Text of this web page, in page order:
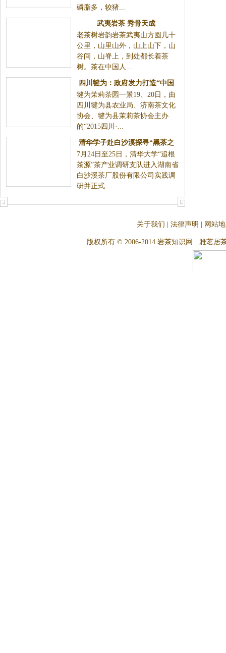
磷脂多，较猪...
武夷岩茶 秀骨天成
老茶树岩韵岩茶武夷山方圆几十
公里，山里山外，山上山下，山
谷间，山脊上，到处都长着茶
树。茶在中国人...
四川犍为：政府发力打造“中国
茉莉茶之都”
犍为茉莉茶园一景19、20日，由
四川犍为县农业局、济南茶文化
协会、犍为县茉莉茶协会主办
的“2015四川·...
清华学子赴白沙溪探寻“黑茶之
源”
7月24日至25日，清华大学“追根
茶源”茶产业调研支队进入湖南省
白沙溪茶厂股份有限公司实践调
研并正式...
关于我们 法律声明 网站
版权所有 © 2006-2014 岩茶知识网 · 雅茗居